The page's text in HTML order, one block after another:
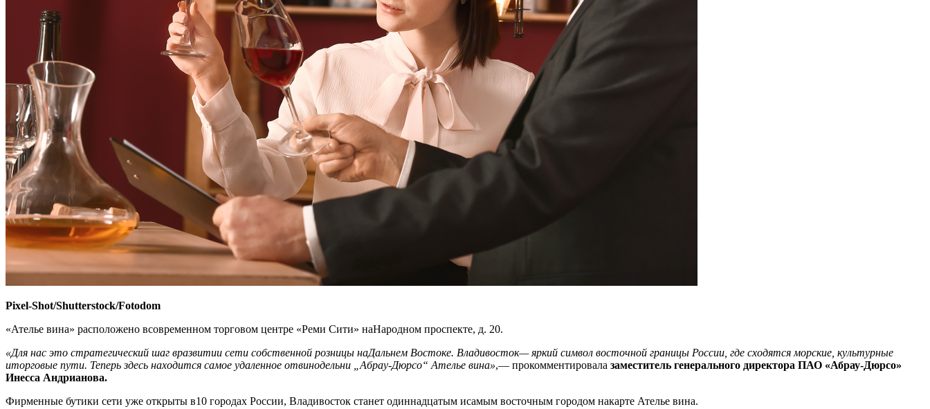
Pixel-Shot/Shutterstock/Fotodom
«Ателье вина» расположено всовременном торговом центре «Реми Сити» наНародном проспекте, д. 20.
«Для нас это стратегический шаг вразвитии сети собственной розницы наДальнем Востоке. Владивосток— яркий символ восточной границы России, где сходятся морские, культурные
иторговые пути. Теперь здесь находится самое удаленное отвинодельни „ Абрау-Дюрсо“ Ателье вина»,— прокомментировала заместитель генерального директора ПАО «Абрау-Дюрсо»
Инесса Андрианова.
Фирменные бутики сети уже открыты в10 городах России, Владивосток станет одиннадцатым исамым восточным городом накарте Ателье вина.